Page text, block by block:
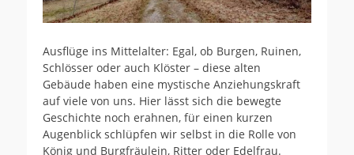
Ausflüge ins Mittelalter: Egal, ob Burgen, Ruinen,
Schlösser oder auch Klöster – diese alten
Gebäude haben eine mystische Anziehungskraft
auf viele von uns. Hier lässt sich die bewegte
Geschichte noch erahnen, für einen kurzen
Augenblick schlüpfen wir selbst in die Rolle von
König und Burgfräulein, Ritter oder Edelfrau.